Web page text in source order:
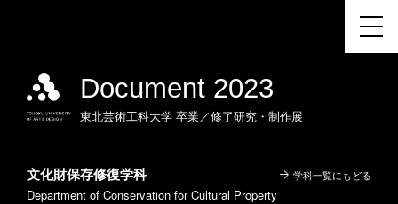
Document 2023
東北芸術工科大学 卒業／修了研究・制作展
学科一覧にもどる
文化財保存修復学科
Department of Conservation for Cultural Property